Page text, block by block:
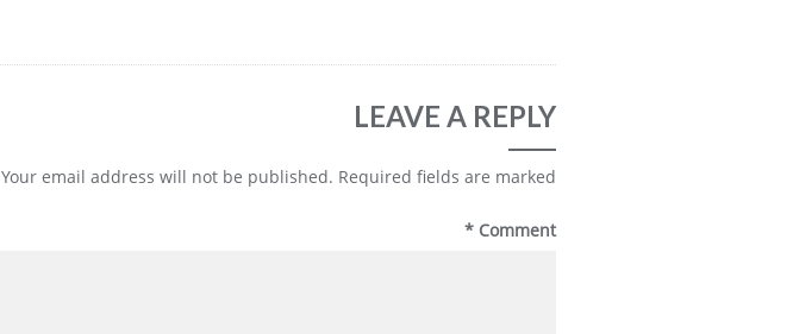
LEAVE A REPLY
Your email address will not be published. Required fields are marked
Comment
*